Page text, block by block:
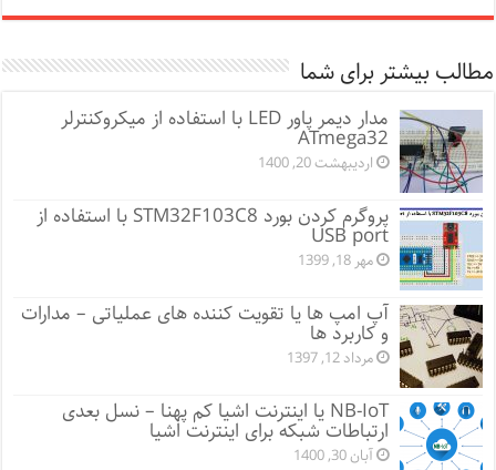
مطالب بیشتر برای شما
مدار دیمر پاور LED با استفاده از میکروکنترلر
ATmega32
اردیبهشت 20, 1400
پروگرم کردن بورد STM32F103C8 با استفاده از
USB port
مهر 18, 1399
آپ امپ ها یا تقویت کننده های عملیاتی – مدارات
و کاربرد ها
مرداد 12, 1397
NB-IoT یا اینترنت اشیا کم پهنا – نسل بعدی
ارتباطات شبکه برای اینترنت اشیا
آبان 30, 1400